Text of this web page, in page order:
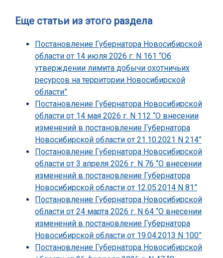
Еще статьи из этого раздела
Постановление Губернатора Новосибирской
области от 14 июля 2026 г. N 161 “Об
утверждении лимита добычи охотничьих
ресурсов на территории Новосибирской
области”
Постановление Губернатора Новосибирской
области от 14 мая 2026 г. N 112 “О внесении
изменений в постановление Губернатора
Новосибирской области от 21.10.2021 N 214”
Постановление Губернатора Новосибирской
области от 3 апреля 2026 г. N 76 “О внесении
изменений в постановление Губернатора
Новосибирской области от 12.05.2014 N 81”
Постановление Губернатора Новосибирской
области от 24 марта 2026 г. N 64 “О внесении
изменений в постановление Губернатора
Новосибирской области от 19.04.2013 N 100”
Постановление Губернатора Новосибирской